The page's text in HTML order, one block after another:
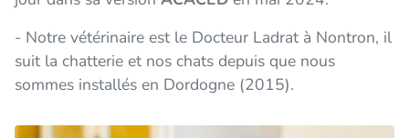
- Notre vétérinaire est le Docteur Ladrat à Nontron, il
suit la chatterie et nos chats depuis que nous
sommes installés en Dordogne (2015).